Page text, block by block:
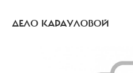
ДЕЛО КАРАУЛОВОЙ